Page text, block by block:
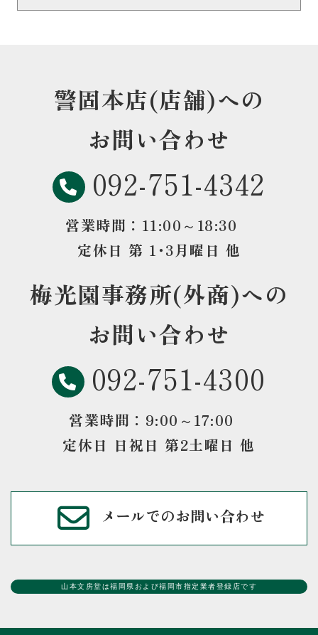
警固本店(店舗)への
お問い合わせ
092-751-4342
営業時間：11:00～18:30
定休日 第 1･3月曜日 他
梅光園事務所(外商)への
お問い合わせ
092-751-4300
営業時間：9:00～17:00
定休日 日祝日 第2土曜日 他
メールでのお問い合わせ
山本文房堂は福岡県および福岡市指定業者登録店です